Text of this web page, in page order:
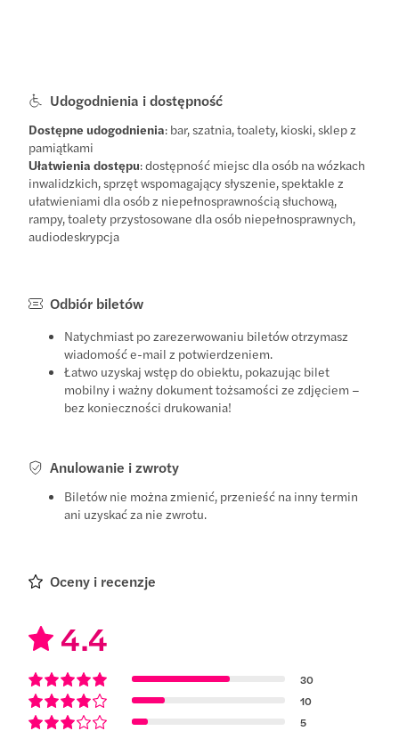
Udogodnienia i dostępność
Dostępne udogodnienia: bar, szatnia, toalety, kioski, sklep z
pamiątkami
Ułatwienia dostępu: dostępność miejsc dla osób na wózkach
inwalidzkich, sprzęt wspomagający słyszenie, spektakle z
ułatwieniami dla osób z niepełnosprawnością słuchową,
rampy, toalety przystosowane dla osób niepełnosprawnych,
audiodeskrypcja
Odbiór biletów
Natychmiast po zarezerwowaniu biletów otrzymasz
wiadomość e-mail z potwierdzeniem.
Łatwo uzyskaj wstęp do obiektu, pokazując bilet
mobilny i ważny dokument tożsamości ze zdjęciem –
bez konieczności drukowania!
Anulowanie i zwroty
Biletów nie można zmienić, przenieść na inny termin
ani uzyskać za nie zwrotu.
Oceny i recenzje
4.4
30
10
5